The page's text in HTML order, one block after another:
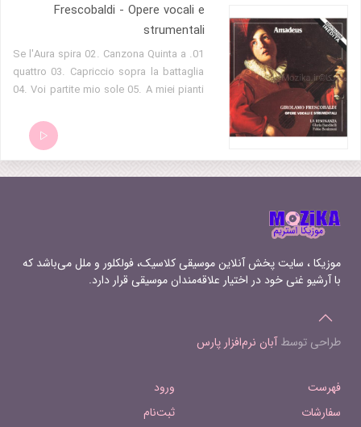
Frescobaldi - Opere vocali e
strumentali
01. Se l'Aura spira 02. Canzona Quinta a
quattro 03. Capriccio sopra la battaglia
04. Voi partite mio sole 05. A miei pianti
Toccata per spinettina e violino 08.
Ardo, e taccio il mio mal 09. Di Licori un
guardo altero 10. Canzona la
Tromboncina 11. Canzon Quarta 12.
faccia 18. Signor, c'hora fra gli ostri 19.
Toccata Quinta 20. Son ferito, son
موزیکا ، سایت پخش آنلاین موسیقی کلاسیک، فولکلور و ملل می‌باشد که
با آرشیو غنی خود در اختیار علاقه‌مندان موسیقی قرار دارد.
طراحی توسطآبان نرم‌افزار پارس
فهرست
سفارشات
ورود
ثبت‌نام